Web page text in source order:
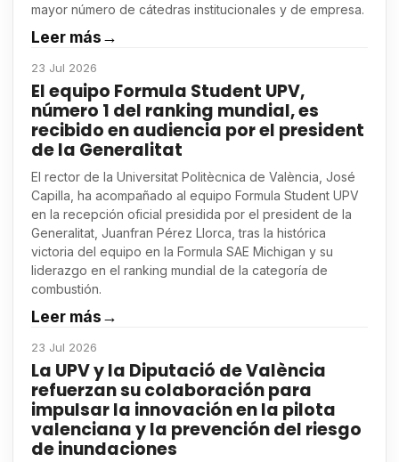
mayor número de cátedras institucionales y de empresa.
Leer más→
23 Jul 2026
El equipo Formula Student UPV,
número 1 del ranking mundial, es
recibido en audiencia por el president
de la Generalitat
El rector de la Universitat Politècnica de València, José
Capilla, ha acompañado al equipo Formula Student UPV
en la recepción oficial presidida por el president de la
Generalitat, Juanfran Pérez Llorca, tras la histórica
victoria del equipo en la Formula SAE Michigan y su
liderazgo en el ranking mundial de la categoría de
combustión.
Leer más→
23 Jul 2026
La UPV y la Diputació de València
refuerzan su colaboración para
impulsar la innovación en la pilota
valenciana y la prevención del riesgo
de inundaciones